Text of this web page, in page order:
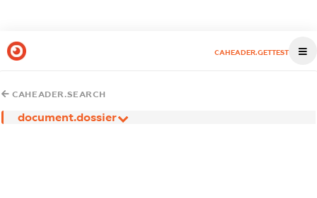
CAHEADER.GETTEST
CAHEADER.SEARCH
document.dossier